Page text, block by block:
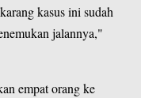
kasus ini sudah
jalannya,"
empat orang ke